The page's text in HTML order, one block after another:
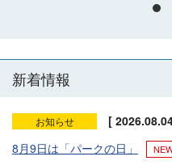
新着情報
お知らせ
[
8月9日は「パークの日」